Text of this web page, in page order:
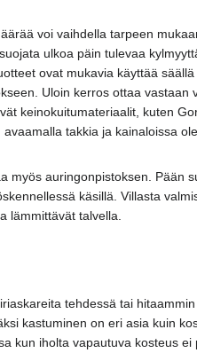
voi vaihdella tarpeen
ulkoa päin tulevaa
ovat mukavia käyttää
Uloin kerros ottaa
keinokuitumateriaalit, kuten
takkia ja kainaloissa
auringonpistoksen. Pään
käsillä. Villasta
lämmittävät talvella.
tehdessä tai
kastuminen on eri asia kuin
kun iholta vapautuva kosteus